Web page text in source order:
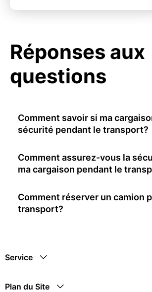
Réponses aux
questions
Comment savoir si ma
sécurité pendant le transport?
Comment assurez-vous la
ma cargaison pendant le
Comment réserver un camion
transport?
Service
Plan du Site